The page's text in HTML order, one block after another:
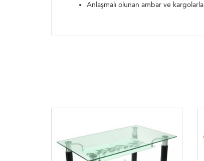
Anlaşmalı olunan ambar ve